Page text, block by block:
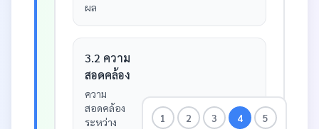
ผล
3.2 ความ
สอดคล้อง
ความ
สอดคล้อง
ระหว่าง
1 2 3 4 5